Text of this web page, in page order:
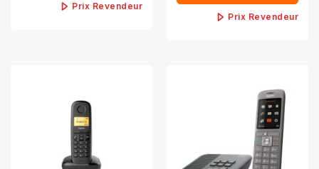
Prix Revendeur
Prix Revendeur